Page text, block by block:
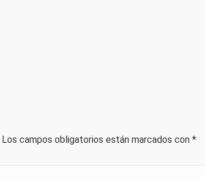
Los campos obligatorios están marcados con *